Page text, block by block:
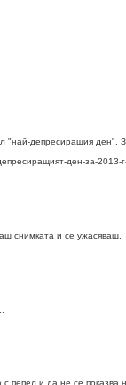
"най-депресиращия ден".
ден-за-2013-
снимката и се ужасяваш.